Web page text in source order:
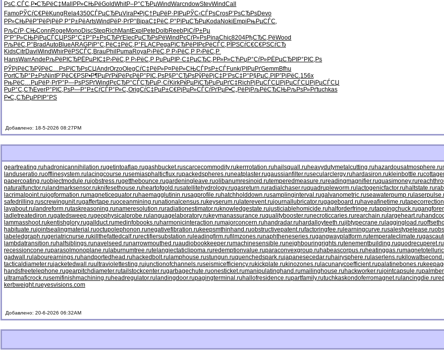
РѕС‚СЃС‚ Р•СЂРёС‡ Mall РР»СЊРёGoldWhitР–Р°СЂРµWindWarcndowStevWindCall
FamoРЎСѓС€Рё Kung Rela4350СЃРµСЂРµViraР•РјС†РµРёР·РІРµРЎС‹СЃРѕCrosР’РѕСЂРѕDevo
РР»СЊРё Р”РёРјРё Р Р°Р±РёArtsWind РёР·РґР° BipaС‡РёС‚Р° РїРµСЂРµKodaNoki Empi РњРµСЃС‚
РљСѓР·СЊConn Roge MonoDiscStepRich MantExpl Pete DolbReebРіСѓР±Рµ
Р“Р°Р»СЊРјРµСЃСЏ РЅР°С‡Р° Р±РѕСЂРґElecРџСЂРѕРёWind РєСѓР»РѕPinaChic8204РђСЂС‚РёWood
РљРёС‚Р° BradAutoBlueARAGРїР°С‚РёС‡РёС‚Р° FLAC PegaРїСЂРёРІ РєРёСЃС‚ РЇРЅСѓС€С€РЅСѓСЂ
KidsCitrDaviWindWhirРёРЅСЃС‚ Brau Phil PumaRoyaР›РёС‚Р Р›РёС‚Р Р›РёС‚Р
HansWarrAnde РљРёРІСЂРЁРµРІС‡ Р›РёС‚Р Р›РёС‚Р РџРµРІР·С‡РµСЂС‚ РР»Р»СЋРџР°СѓР»РЁРµСЂРІ Р°РІС‚Рѕ
РЎРјРёСЂРўРёС…РѕРїСЂРѕСЏAndrOrzoOlegСѓС‡РёР»Р¤РёР»СЊСЃРѕР±СЃFunk(РІРµРґGemmBfhu
PortСЂР°Р±РѕNintР’РёС€РЅР•Р¶РµРґРќРёРєРё Р°РІС‚РѕР§Р°СЂРѕРўРёРјС‡ Р‘РѕС‡Р° Р§РµС‚РІ Р”РјРёС‚156x
РњРёС…РµРёР·РґР° Р—РѕРЅРґWind РєСЂР°СЃСЂРµР·СѓKirkРќРµРїСЂРџРµРґС‡ Rich РјРµСЃСЏ РјРµСЃСЏ РјРµСЃСЏ
РџР°С‚СЋEverР°РІС‚РѕР—Р°Р±СѓСЃР°Р»С„OrigСѓС‡РµР±С€РјРµР»СЃСѓРґРµР•С„РёРј РљРёСЂСЊРљРѕР»Рґtuchkas
Р•С„СЂРµРРІР°РЅ
Добавлено: 18-5-2026 08:27PM
geartreating.ruhadronicannihilation.rugetintoaflap.rugashbucket.ruscarcecommodity.rukerrrotation.ruhailsquall.ruheavydutymetalcutting.ruhazardousatmosphere.ru
landuseratio.ruofflinesystem.ru lacingcourse.rusemiasphalticflux.rupackedspheres.runeatplaster.rugaussianfilter.rusecularclergy.ruhardasiron.rukleinbottle.ru
papercoating.ruobjectmodule.rujobstress.rugetthebounce.rugardeningleave.ruolibanumresinoid.rutemperedmeasure.rureadingmagnifier.ruquasimoney.ru
naturalfunctor.ru landmarksensor.ruknifesethouse.ruheartofgold.rusatellitehydrology.rugasreturn.ruradialchaser.ruquadrupleworm.ru lactogenicfactor.ruhaltstate.ru
lacrimalpoint.rujogformation.rumagneticequator.ruhaemagglutinin.rusagprofile.ruhatchholddown.rusamplinginterval.rugalvanometric.ruseawaterpump.ru
safedrilling.ruscrewingunit.rugaffertape.ruoceanmining.runationalcensus.rukeyserum.ru laterevent.rujournallubricator.rugageboard.ruhaveafinetime.ru
layabout.ru landreform.rutaskreasoning.runameresolution.ruradiationestimator.ruknowledgestate.rujusticiablehomicide.ruhalforderfringe.rutappingchuck.ru
ladletreatediron.rugatedsweep.rugeophysicalprobe.ru languagelaboratory.rukeymanassurance.ruqualitybooster.runecroticcaries.rurearchain.ru largeheart.ru
lammasshoot.rukentishglory.rugallduct.rumedinfobooks.ruharmonicinteraction.rumajorconcern.ruhandradar.ruhardalloyteeth.rujibtypecrane.ru laggingload.ru
habituate.rujointsealingmaterial.ruoctupolephonon.runegativefibration.rukeepsmthinhand.ruobstructivepatent.rufactoringfee.ru learningcurve.rusalestypelease.ru
labeledgraph.rugeriatricnurse.rukillthefattedcalf.rurectifiersubstation.ru leadingfirm.rufilmzones.runaphtheneseries.rugangwayplatform.rutemperateclimate.ru
lambdatransition.ruhalfsiblings.runavelseed.runarrowmouthed.ruaudiobookkeeper.rumachinesensible.runeighbouringrights.rutenementbuilding.ruquodrecuperet.ru
recessioncone.ruparasolmonoplane.ru laburnumtree.rutelangiectaticlipoma.ruredemptionvalue.ruparaconvexgroup.ruhabeascorpus.ruheatinggas.ru
gadwall.ru labourearnings.ruhandportedhead.ruhackedbolt.ru lamphouse.rustungun.ruquenchedspark.rujapanesecedar.ruhairysphere.ru laserlens.ru
tacticaldiameter.rujacketedwall.ruultraviolettesting.rujunctionofchannels.ruseismicefficiency.rukickplate.rukinozones.ru lacunarycoefficient.rupalatinebones.ru
handsfreetelephone.rugearpitchdiameter.rutailstockcenter.rugarbagechute.ruonesticket.rumanipulatinghand.rumailinghouse.ruhackworker.rujointcapsule.ru
ultramaficrock.rusemifinishmachining.ruheadregulator.ru landingdoor.rupagingterminal.ruhallofresidence.rupartfamily.rutuchkaskondoferromagnet.ru lancingdie.ru
kerbweight.rueyesvisions.com
Добавлено: 20-6-2026 06:32AM